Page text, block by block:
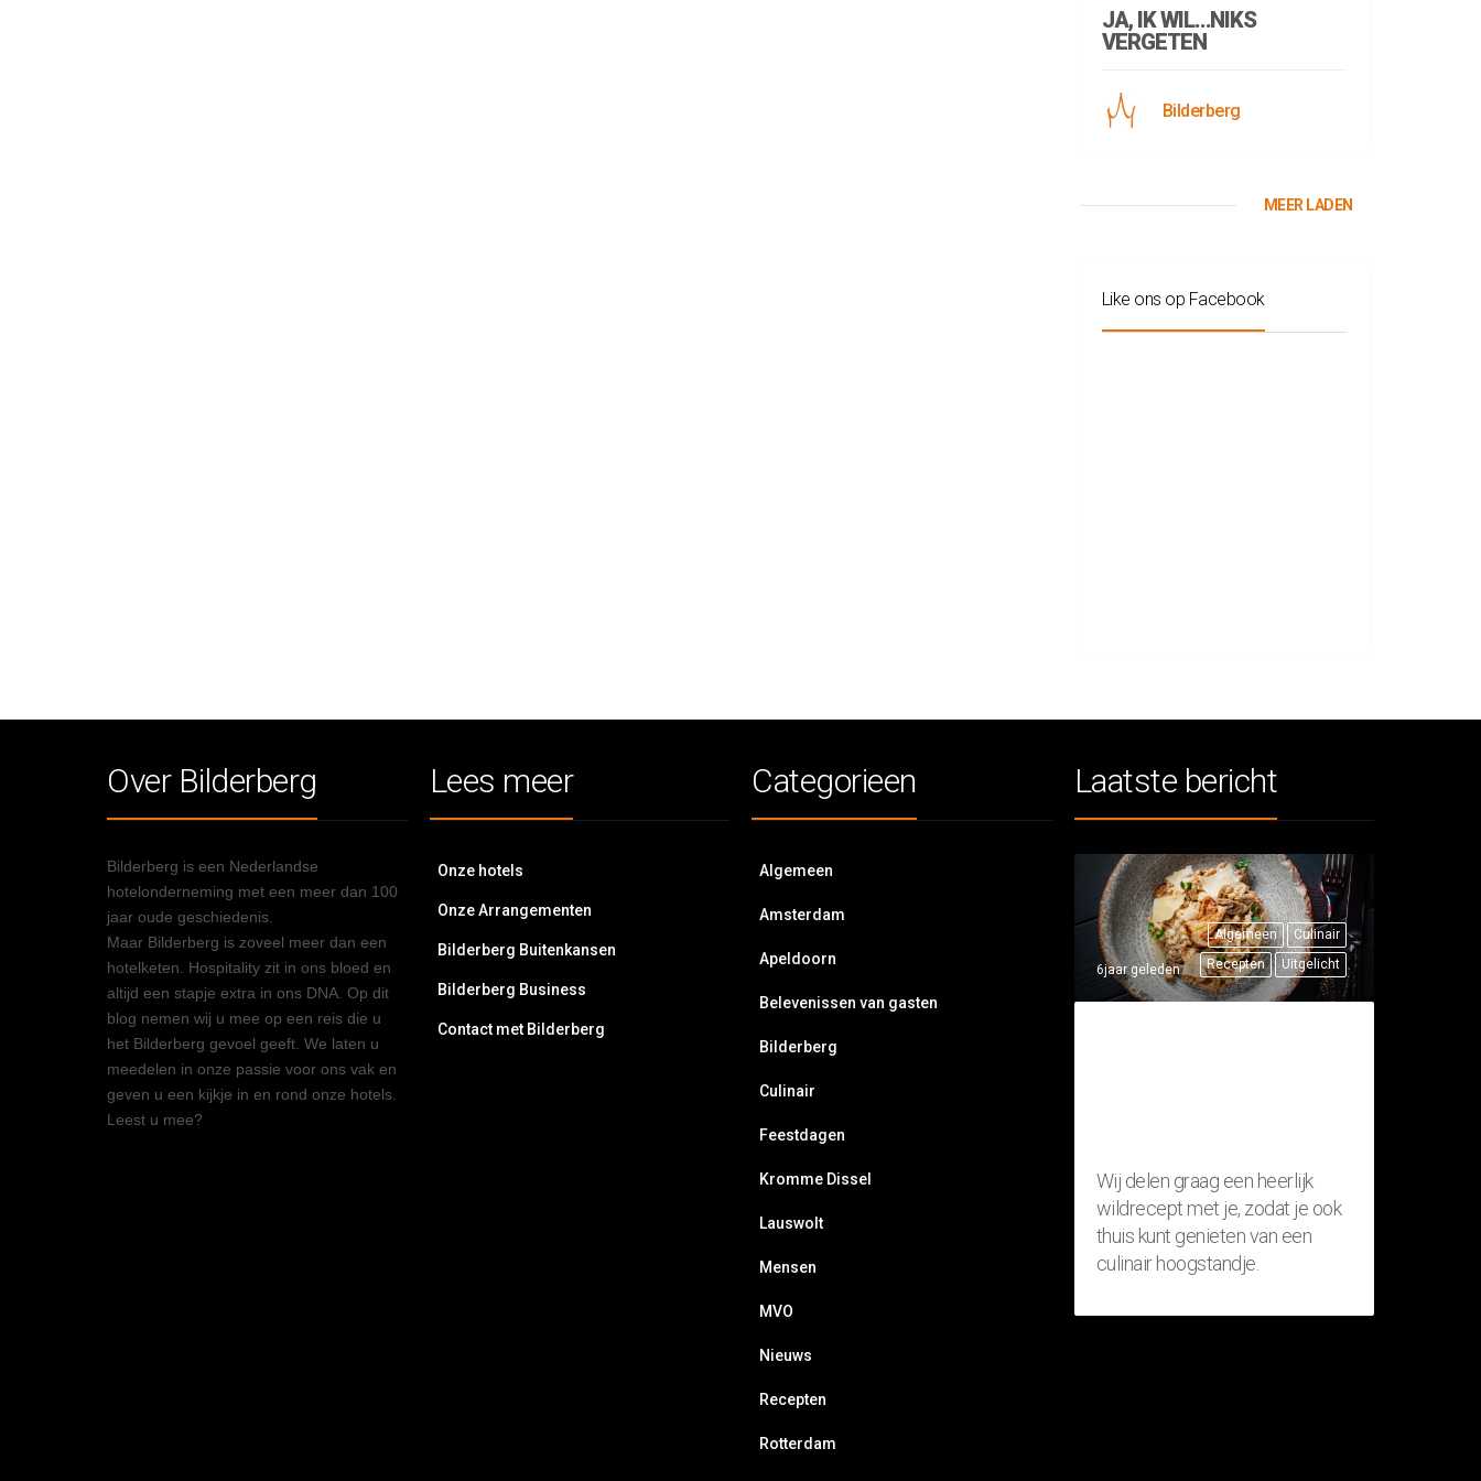
JA, IK WIL…NIKS
VERGETEN
Bilderberg
MEER LADEN
Like ons op Facebook
Over Bilderberg
Bilderberg is een Nederlandse
hotelonderneming met een meer dan 100
jaar oude geschiedenis.
Maar Bilderberg is zoveel meer dan een
hotelketen. Hospitality zit in ons bloed en
altijd een stapje extra in ons DNA. Op dit
blog nemen wij u mee op een reis die u
het Bilderberg gevoel geeft. We laten u
meedelen in onze passie voor ons vak en
geven u een kijkje in en rond onze hotels.
Leest u mee?
Lees meer
Onze hotels
Onze Arrangementen
Bilderberg Buitenkansen
Bilderberg Business
Contact met Bilderberg
Categorieen
Algemeen
Amsterdam
Apeldoorn
Belevenissen van gasten
Bilderberg
Culinair
Feestdagen
Kromme Dissel
Lauswolt
Mensen
MVO
Nieuws
Recepten
Rotterdam
Laatste bericht
Algemeen
Culinair
Recepten
Uitgelicht
6jaar geleden
Wij delen graag een heerlijk
wildrecept met je, zodat je ook
thuis kunt genieten van een
culinair hoogstandje.